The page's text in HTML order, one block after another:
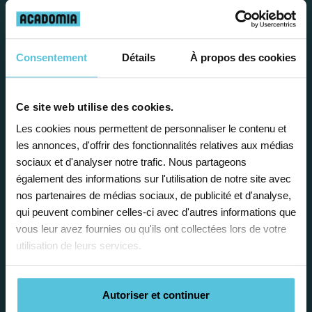
Consentement Détails À propos des cookies
Ce site web utilise des cookies.
Les cookies nous permettent de personnaliser le contenu et
les annonces, d'offrir des fonctionnalités relatives aux médias
sociaux et d'analyser notre trafic. Nous partageons
également des informations sur l'utilisation de notre site avec
nos partenaires de médias sociaux, de publicité et d'analyse,
qui peuvent combiner celles-ci avec d'autres informations que
vous leur avez fournies ou qu'ils ont collectées lors de votre
utilisation de leurs services.
Autoriser et continuer
avantages
Enseignez près de chez vous, selon
vos horaires
Afin de garantir le meilleur
accompagnement, nous organisons votre
emploi du temps en fonction de votre profil,
vos disponibilités et votre flexibilité.